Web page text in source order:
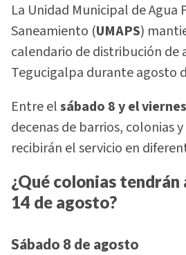
La Unidad Municipal de Agua
Saneamiento (UMAPS)
calendario de distribución
Tegucigalpa durante agosto
Entre elsábado 8 y el
decenas de barrios, colonias
recibirán el servicio en
¿Qué colonias tendrán
14 de agosto?
Sábado 8 de agosto